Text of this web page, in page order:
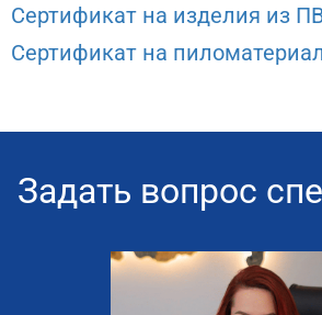
Сертификат на изделия из
Сертификат на
Задать вопрос